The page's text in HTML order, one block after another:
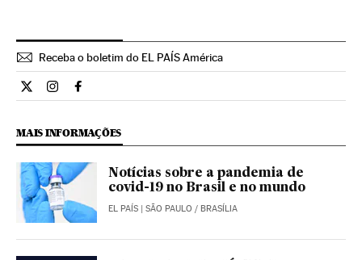
Receba o boletim do EL PAÍS América
Internacional El País Brasil en Twitter
Internacional El País Brasil en Instagram
Internacional El País Brasil en Facebook
MAIS INFORMAÇÕES
Notícias sobre a pandemia de
covid-19 no Brasil e no mundo
EL PAÍS | SÃO PAULO / BRASÍLIA